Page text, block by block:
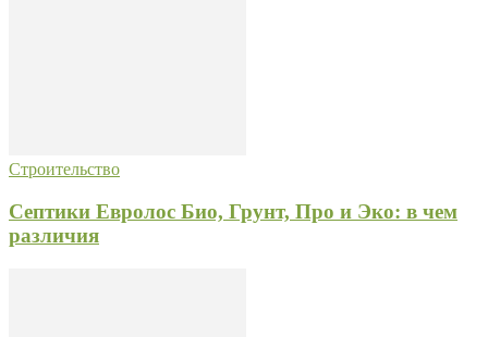
Строительство
Септики Евролос Био, Грунт, Про и Эко: в чем
различия